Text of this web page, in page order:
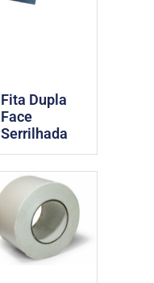
Fita Dupla
Face
Serrilhada